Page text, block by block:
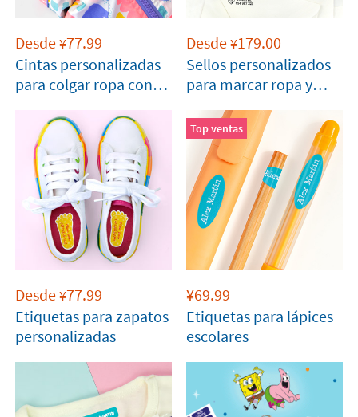
Desde¥77.99
Cintas personalizadas
para colgar ropa con
Desde¥179.00
Sellos personalizados
para marcar ropa y
Desde¥77.99
Etiquetas para zapatos
personalizadas
Top ventas
¥69.99
Etiquetas para lápices
escolares